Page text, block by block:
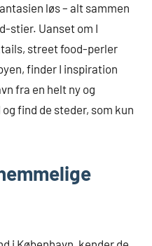
løs – alt sammen
stier. Uanset om I
street food-perler
finder I inspiration
fra en helt ny og
find de steder, som kun